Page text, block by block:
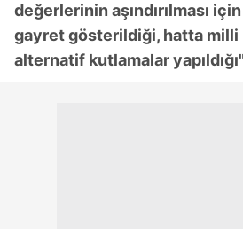
değerlerinin aşındırılması
gayret gösterildiği, hatta milli
alternatif kutlamalar